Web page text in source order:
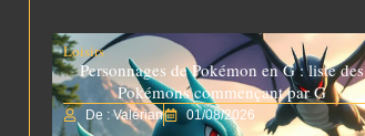
Loisirs
Personnages de Pokémon en G : liste des
Pokémons commençant par G
De : Valérian 01/08/2026